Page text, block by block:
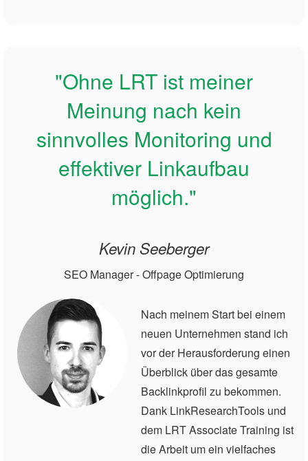
"Ohne LRT ist meiner
Meinung nach kein
sinnvolles Monitoring und
effektiver Linkaufbau
möglich."
Kevin Seeberger
SEO Manager - Offpage Optimierung
Nach meinem Start bei einem
neuen Unternehmen stand ich
vor der Herausforderung einen
Überblick über das gesamte
Backlinkprofil zu bekommen.
Dank LinkResearchTools und
dem LRT Associate Training ist
die Arbeit um ein vielfaches